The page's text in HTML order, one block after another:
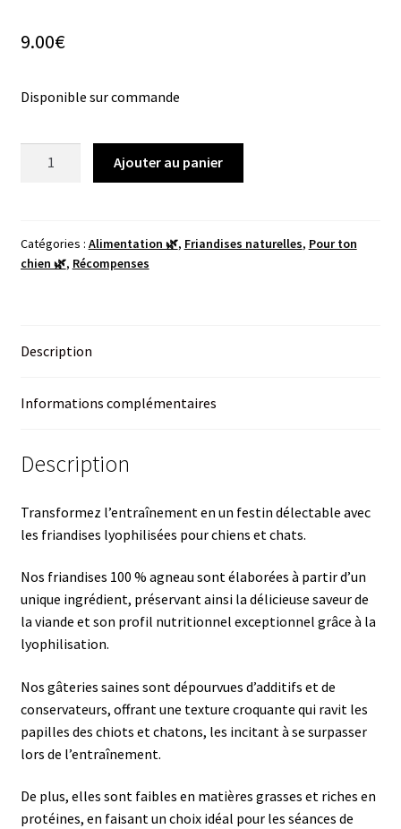
9.00€
Disponible sur commande
lyophilisées
-
Ajouter au panier
Catégories : Alimentation 🌿, Friandises naturelles, Pour ton
chien 🌿, Récompenses
Description
Informations complémentaires
Description
Transformez l’entraînement en un festin délectable avec
les friandises lyophilisées pour chiens et chats.
Nos friandises 100 % agneau sont élaborées à partir d’un
unique ingrédient, préservant ainsi la délicieuse saveur de
la viande et son profil nutritionnel exceptionnel grâce à la
lyophilisation.
Nos gâteries saines sont dépourvues d’additifs et de
conservateurs, offrant une texture croquante qui ravit les
papilles des chiots et chatons, les incitant à se surpasser
lors de l’entraînement.
De plus, elles sont faibles en matières grasses et riches en
protéines, en faisant un choix idéal pour les séances de